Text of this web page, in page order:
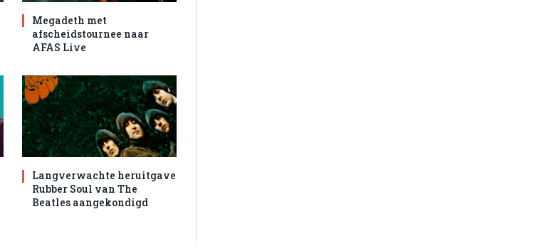
Megadeth met
afscheidstournee naar
AFAS Live
Langverwachte heruitgave
Rubber Soul van The
Beatles aangekondigd